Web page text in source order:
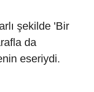
şekilde 'Bir
da
eseriydi.